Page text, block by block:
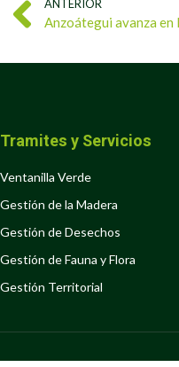
ANTERIOR
Anzoátegui avanza en
Tramites y Servicios
Ventanilla Verde
Gestión de la Madera
Gestión de Desechos
Gestión de Fauna y Flora
Gestión Territorial